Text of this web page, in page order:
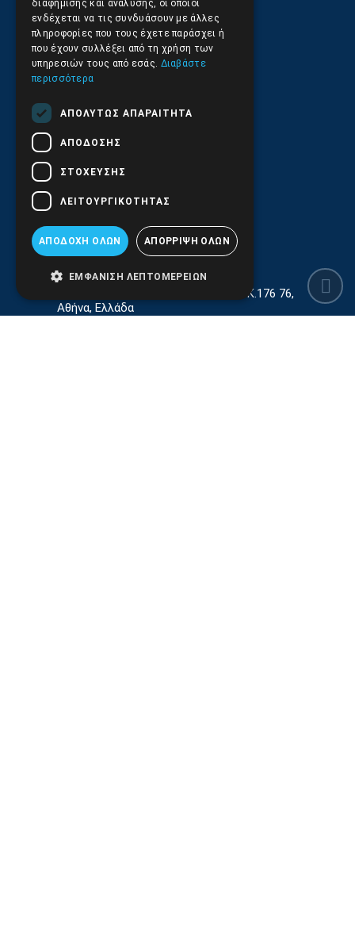
Πολιτική Απορρήτου
Ασφάλεια Συναλλαγών
Αποστολές και Πληρωμές
Επιστροφές και Ακυρώσεις
Γεωργίου Κρέμου 13-17, Καλλιθέα, Τ.Κ.176 76,
Αθήνα, Ελλάδα
διαφήμισης και ανάλυσης, οι οποίοι
ενδέχεται να τις συνδυάσουν με άλλες
πληροφορίες που τους έχετε παράσχει ή
που έχουν συλλέξει από τη χρήση των
υπηρεσιών τους από εσάς. Διαβάστε
περισσότερα
ΑΠΟΛΎΤΩΣ ΑΠΑΡΑΊΤΗΤΑ
ΑΠΌΔΟΣΗΣ
ΣΤΌΧΕΥΣΗΣ
ΛΕΙΤΟΥΡΓΙΚΌΤΗΤΑΣ
ΑΠΟΔΟΧΉ ΌΛΩΝ ΑΠΌΡΡΙΨΗ ΌΛΩΝ
ΕΜΦΆΝΙΣΗ ΛΕΠΤΟΜΕΡΕΙΏΝ